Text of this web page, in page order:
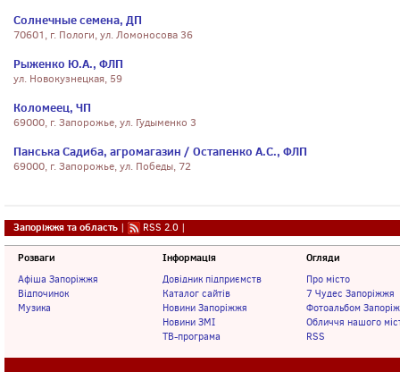
Солнечные семена, ДП
70601, г. Пологи, ул. Ломоносова 36
Рыженко Ю.А., ФЛП
ул. Новокузнецкая, 59
Коломеец, ЧП
69000, г. Запорожье, ул. Гудыменко 3
Панська Садиба, агромагазин / Остапенко А.С., ФЛП
69000, г. Запорожье, ул. Победы, 72
Запоріжжя та область | RSS 2.0 |
Розваги
Афіша Запоріжжя
Відпочинок
Музика
Інформація
Довідник підприємств
Каталог сайтів
Новини Запоріжжя
Новини ЗМІ
ТВ-програма
Огляди
Про місто
7 Чудес Запоріжжя
Фотоальбом
Обличчя нашого
RSS